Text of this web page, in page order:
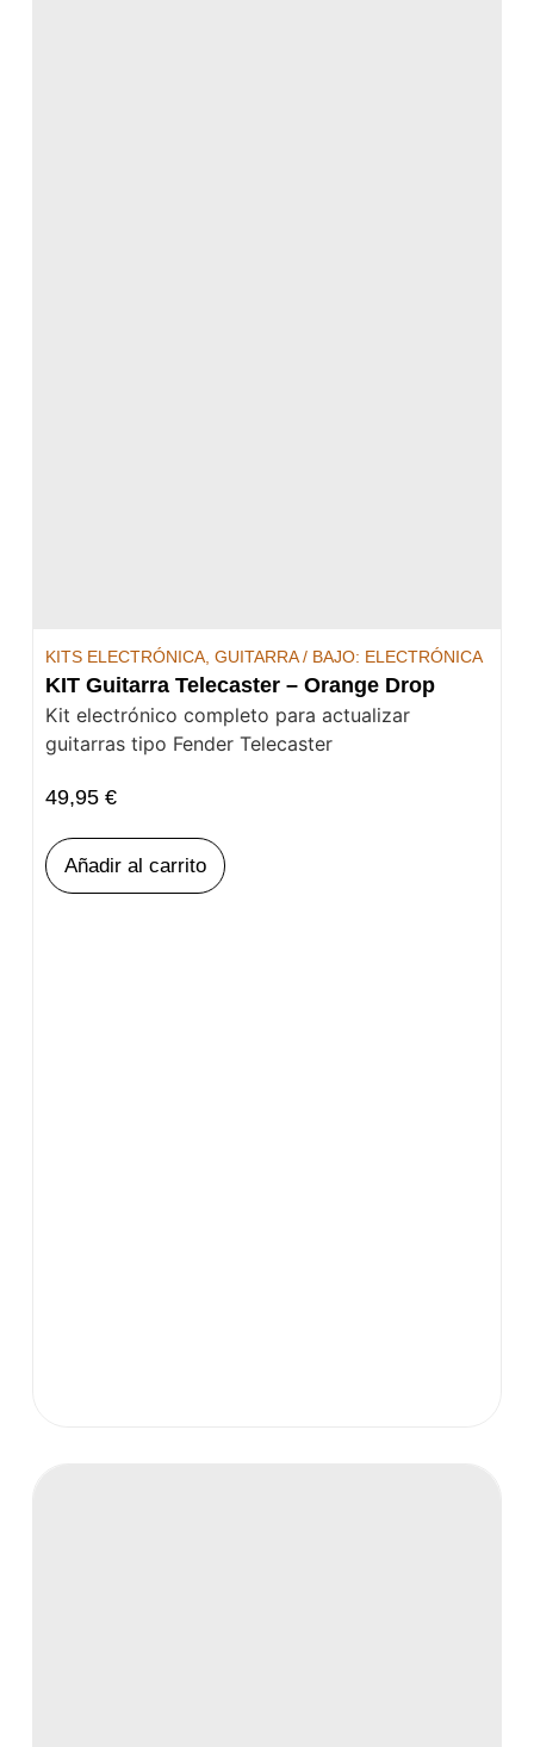
KITS ELECTRÓNICA, GUITARRA / BAJO: ELECTRÓNICA
KIT Guitarra Telecaster – Orange Drop
Kit electrónico completo para actualizar
guitarras tipo Fender Telecaster
49,95 €
Añadir al carrito